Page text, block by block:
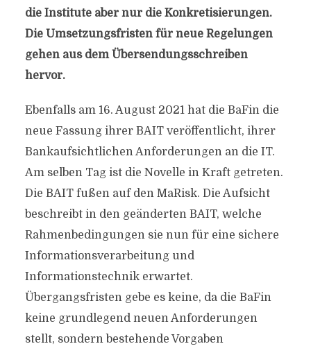
die Institute aber nur die Konkretisierungen.
Die Umsetzungsfristen für neue Regelungen
gehen aus dem Übersendungsschreiben
hervor.
Ebenfalls am 16. August 2021 hat die BaFin die
neue Fassung ihrer BAIT veröffentlicht, ihrer
Bankaufsichtlichen Anforderungen an die IT.
Am selben Tag ist die Novelle in Kraft getreten.
Die BAIT fußen auf den MaRisk. Die Aufsicht
beschreibt in den geänderten BAIT, welche
Rahmenbedingungen sie nun für eine sichere
Informationsverarbeitung und
Informationstechnik erwartet.
Übergangsfristen gebe es keine, da die BaFin
keine grundlegend neuen Anforderungen
stellt, sondern bestehende Vorgaben